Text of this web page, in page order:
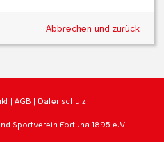
Abbrechen und zurück
| AGB | Datenschutz
Sportverein Fortuna 1895 e.V.